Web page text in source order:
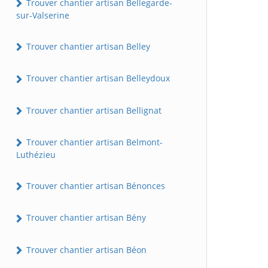
Trouver chantier artisan Bellegarde-
sur-Valserine
Trouver chantier artisan Belley
Trouver chantier artisan Belleydoux
Trouver chantier artisan Bellignat
Trouver chantier artisan Belmont-
Luthézieu
Trouver chantier artisan Bénonces
Trouver chantier artisan Bény
Trouver chantier artisan Béon